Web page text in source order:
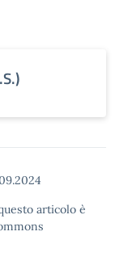
articolo è